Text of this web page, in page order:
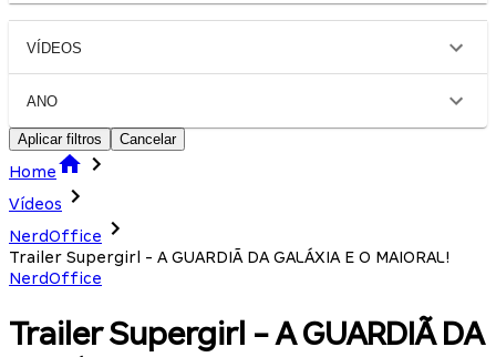
VÍDEOS
ANO
Aplicar filtros Cancelar
Home
Vídeos
NerdOffice
Trailer Supergirl - A GUARDIÃ DA GALÁXIA E O MAIORAL!
NerdOffice
Trailer Supergirl - A GUARDIÃ DA